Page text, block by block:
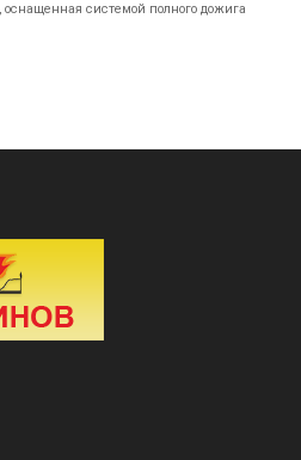
оснащенная системой полного дожига